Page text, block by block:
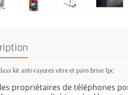
kit anti-rayures vitre et pare-brise 1pc
propriétaires de téléphones